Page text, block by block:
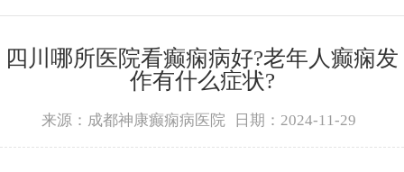
四川哪所医院看癫痫病好?老年人癫痫发
作有什么症状?
来源：成都神康癫痫病医院 日期：2024-11-29